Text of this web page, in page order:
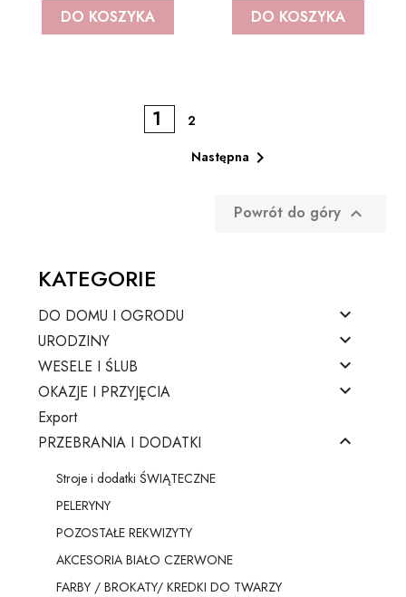
KATEGORIE
DO DOMU I OGRODU 
URODZINY 
WESELE I ŚLUB 
OKAZJE I PRZYJĘCIA 
Export
PRZEBRANIA I DODATKI

Stroje i dodatki ŚWIĄTECZNE
PELERYNY
POZOSTAŁE REKWIZYTY
AKCESORIA BIAŁO CZERWONE
FARBY / BROKATY/ KREDKI DO TWARZY
DO KOSZYKA DO KOSZYKA
1
2
Następna 
Powrót do góry 